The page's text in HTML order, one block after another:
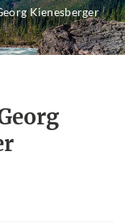
Kienesberger